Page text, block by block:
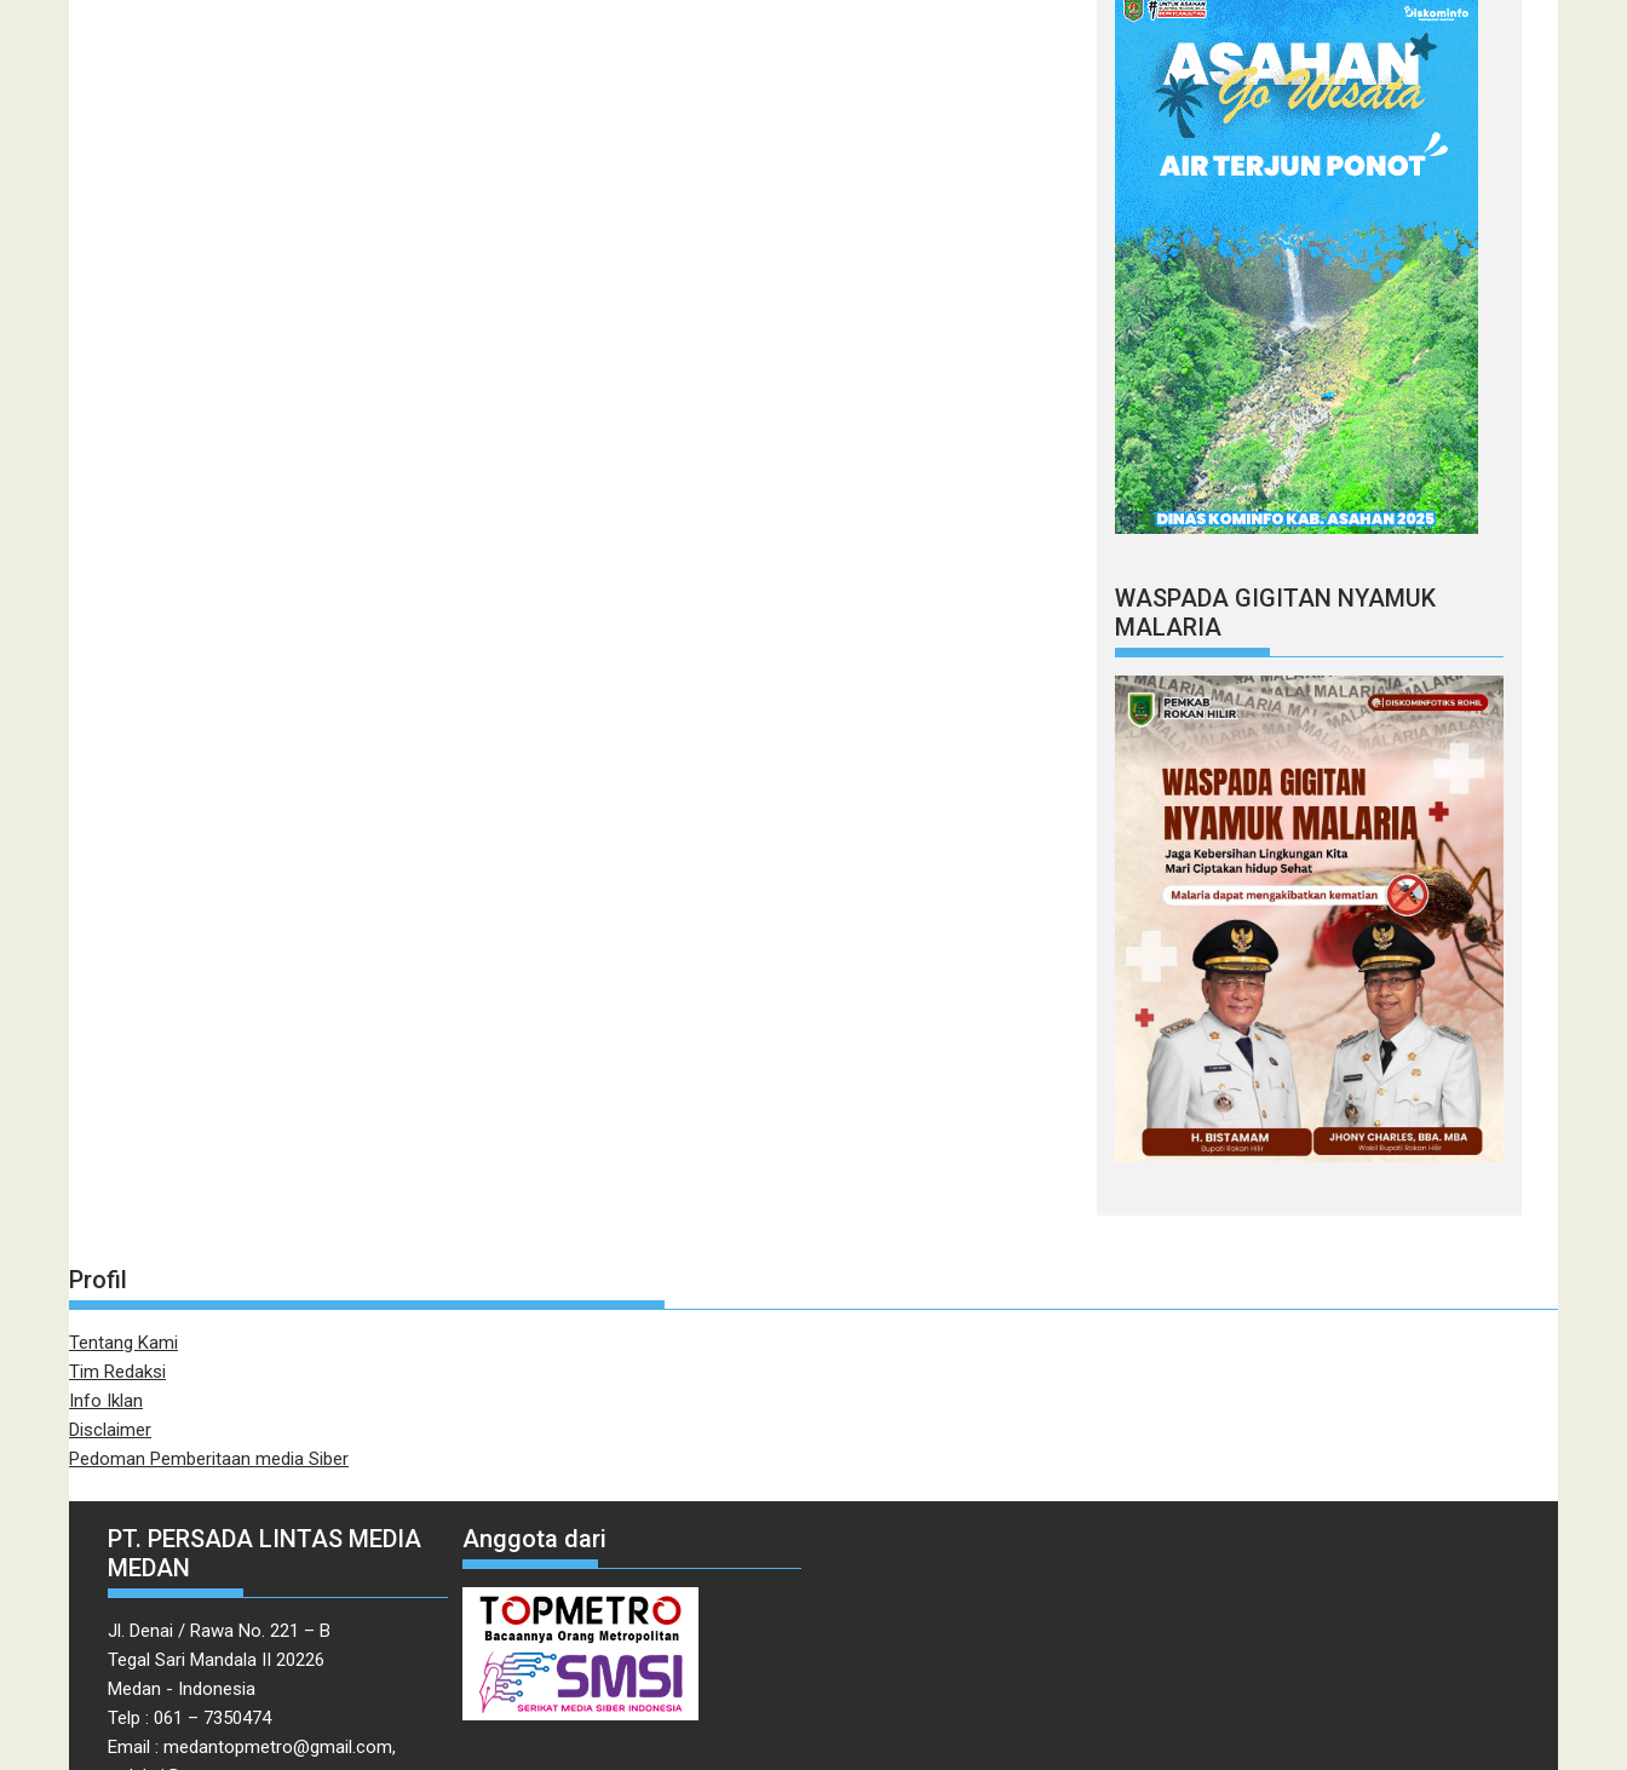
WASPADA GIGITAN NYAMUK
MALARIA
Profil
Tentang Kami
Tim Redaksi
Info Iklan
Disclaimer
Pedoman Pemberitaan media Siber
PT. PERSADA LINTAS MEDIA
MEDAN
Jl. Denai / Rawa No. 221 – B
Tegal Sari Mandala II 20226
Medan - Indonesia
Telp : 061 – 7350474
Email : medantopmetro@gmail.com,
Anggota dari